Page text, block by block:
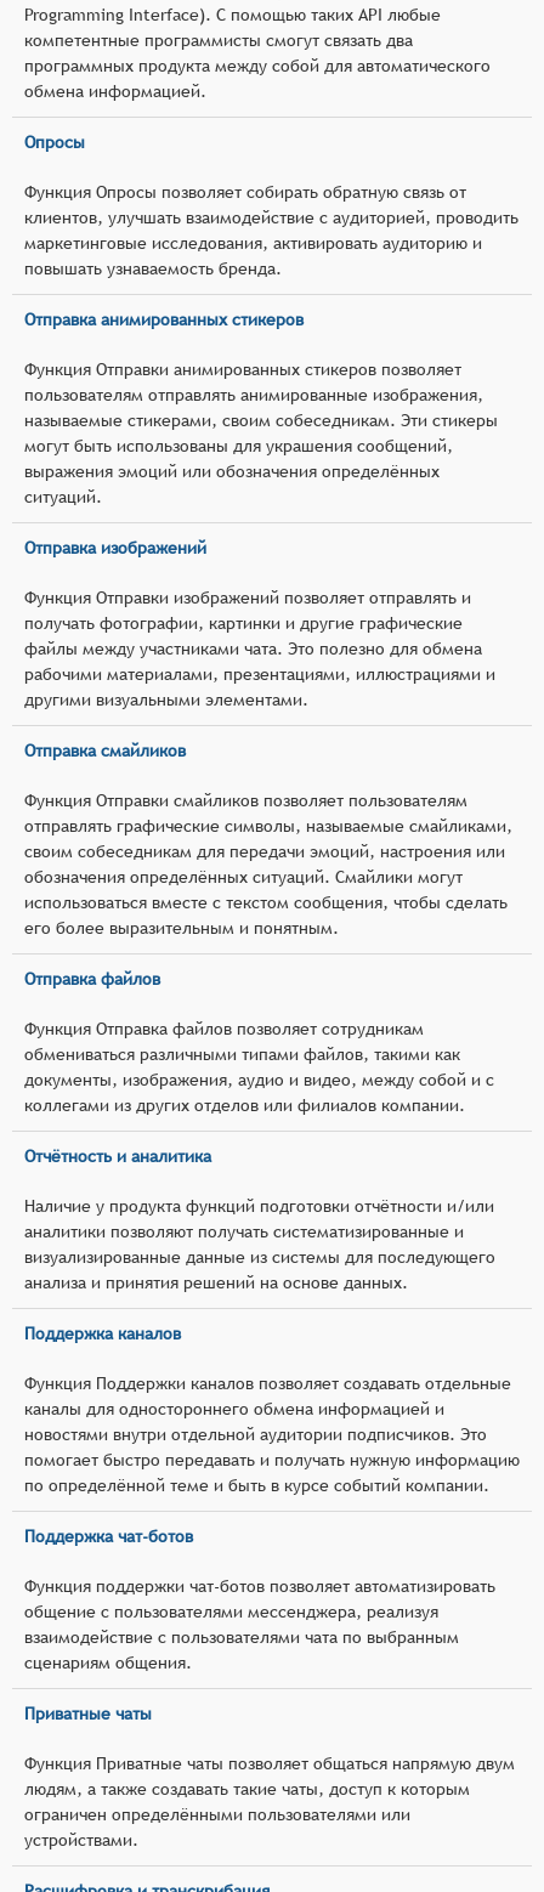
Programming Interface). С помощью таких API любые
компетентные программисты смогут связать два
программных продукта между собой для автоматического
обмена информацией.
Опросы
Функция Опросы позволяет собирать обратную связь от
клиентов, улучшать взаимодействие с аудиторией, проводить
маркетинговые исследования, активировать аудиторию и
повышать узнаваемость бренда.
Отправка анимированных стикеров
Функция Отправки анимированных стикеров позволяет
пользователям отправлять анимированные изображения,
называемые стикерами, своим собеседникам. Эти стикеры
могут быть использованы для украшения сообщений,
выражения эмоций или обозначения определённых
ситуаций.
Отправка изображений
Функция Отправки изображений позволяет отправлять и
получать фотографии, картинки и другие графические
файлы между участниками чата. Это полезно для обмена
рабочими материалами, презентациями, иллюстрациями и
другими визуальными элементами.
Отправка смайликов
Функция Отправки смайликов позволяет пользователям
отправлять графические символы, называемые смайликами,
своим собеседникам для передачи эмоций, настроения или
обозначения определённых ситуаций. Смайлики могут
использоваться вместе с текстом сообщения, чтобы сделать
его более выразительным и понятным.
Отправка файлов
Функция Отправка файлов позволяет сотрудникам
обмениваться различными типами файлов, такими как
документы, изображения, аудио и видео, между собой и с
коллегами из других отделов или филиалов компании.
Отчётность и аналитика
Наличие у продукта функций подготовки отчётности и/или
аналитики позволяют получать систематизированные и
визуализированные данные из системы для последующего
анализа и принятия решений на основе данных.
Поддержка каналов
Функция Поддержки каналов позволяет создавать отдельные
каналы для одностороннего обмена информацией и
новостями внутри отдельной аудитории подписчиков. Это
помогает быстро передавать и получать нужную информацию
по определённой теме и быть в курсе событий компании.
Поддержка чат-ботов
Функция поддержки чат-ботов позволяет автоматизировать
общение с пользователями мессенджера, реализуя
взаимодействие с пользователями чата по выбранным
сценариям общения.
Приватные чаты
Функция Приватные чаты позволяет общаться напрямую двум
людям, а также создавать такие чаты, доступ к которым
ограничен определёнными пользователями или
устройствами.